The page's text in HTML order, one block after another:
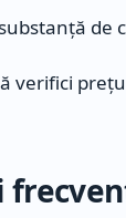
de
verifici